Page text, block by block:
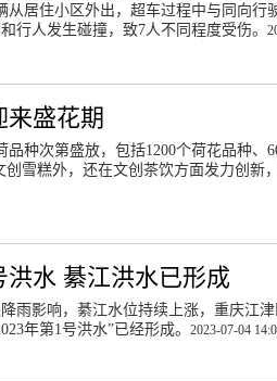
居住小区外出，超车过程中与同向行
行人发生碰撞，致7人不同程度受伤。
来盛花期
种次第盛放，包括1200个荷花品种、
雪糕外，还在文创茶饮方面发力创新
水 綦江洪水已形成
雨影响，綦江水位持续上涨，重庆江
年第1号洪水”已经形成。 2023-07-04